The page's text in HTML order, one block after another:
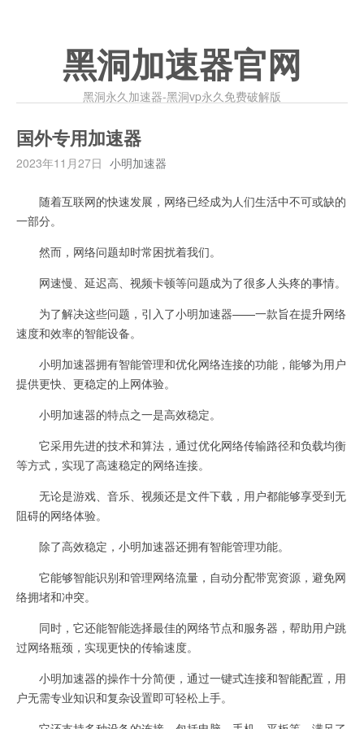
黑洞加速器官网
黑洞永久加速器-黑洞vp永久免费破解版
国外专用加速器
2023年11月27日 小明加速器
随着互联网的快速发展，网络已经成为人们生活中不可或缺的
一部分。
然而，网络问题却时常困扰着我们。
网速慢、延迟高、视频卡顿等问题成为了很多人头疼的事情。
为了解决这些问题，引入了小明加速器——一款旨在提升网络
速度和效率的智能设备。
小明加速器拥有智能管理和优化网络连接的功能，能够为用户
提供更快、更稳定的上网体验。
小明加速器的特点之一是高效稳定。
它采用先进的技术和算法，通过优化网络传输路径和负载均衡
等方式，实现了高速稳定的网络连接。
无论是游戏、音乐、视频还是文件下载，用户都能够享受到无
阻碍的网络体验。
除了高效稳定，小明加速器还拥有智能管理功能。
它能够智能识别和管理网络流量，自动分配带宽资源，避免网
络拥堵和冲突。
同时，它还能智能选择最佳的网络节点和服务器，帮助用户跳
过网络瓶颈，实现更快的传输速度。
小明加速器的操作十分简便，通过一键式连接和智能配置，用
户无需专业知识和复杂设置即可轻松上手。